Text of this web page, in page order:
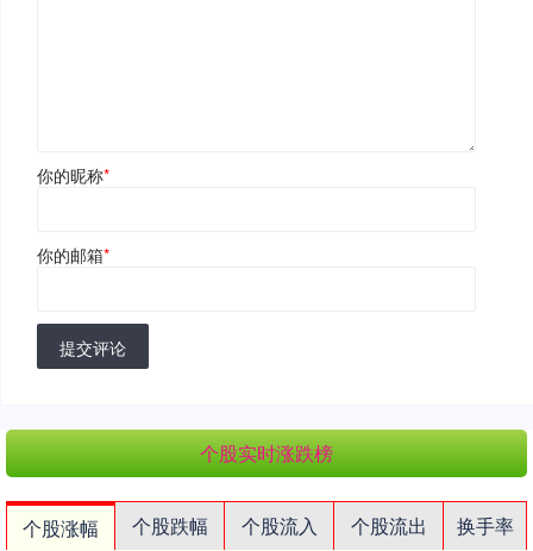
你的昵称*
你的邮箱*
提交评论
个股实时涨跌榜
个股涨幅 个股跌幅 个股流入 个股流出
换手率